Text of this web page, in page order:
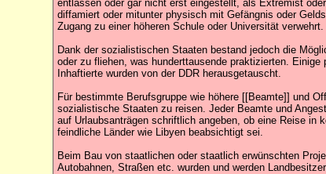
entlassen oder gar nicht erst eingestellt, als Extremist
diffamiert oder mitunter physisch mit Gefängnis oder
Zugang zu einer höheren Schule oder Universität verwehrt.
Dank der sozialistischen Staaten bestand jedoch die
oder zu fliehen, was hunderttausende praktizierten. Einige
Inhaftierte wurden von der DDR herausgetauscht.
Für bestimmte Berufsgruppe wie höhere [[Beamte]] und
sozialistische Staaten zu reisen. Jeder Beamte und
auf Urlaubsanträgen schriftlich angeben, ob eine Reise in
feindliche Länder wie Libyen beabsichtigt sei.
Beim Bau von staatlichen oder staatlich erwünschten
Autobahnen, Straßen etc. wurden und werden